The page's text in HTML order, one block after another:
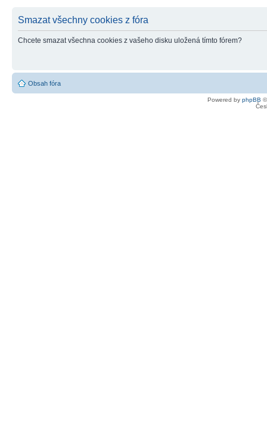
Smazat všechny cookies z fóra
Chcete smazat všechna cookies z vašeho disku uložená tímto fórem?
Obsah fóra
Powered by phpBB